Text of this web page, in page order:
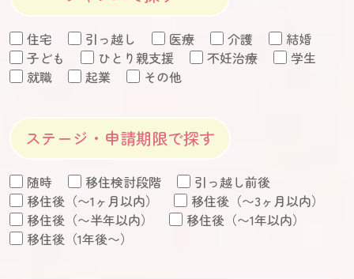
住宅 引っ越し 医療 介護
結婚
子ども
ひとり親支援 不妊治療
学生
就職
起業 その他
ステージ・申請期限で探す
随時 移住検討段階
引っ越し前後
移住後（〜1ヶ月以内）
移住後（〜3ヶ月以内）
移住後（〜半年以内）
移住後（〜1年以内）
移住後（1年後〜）